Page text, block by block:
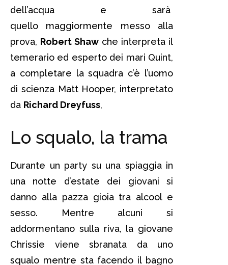
dell’acqua e sarà
quello maggiormente messo alla
prova, Robert Shaw che interpreta il
temerario ed esperto dei mari Quint,
a completare la squadra c’è l’uomo
di scienza Matt Hooper, interpretato
da Richard Dreyfuss,
Lo squalo, la trama
Durante un party su una spiaggia in
una notte d’estate dei giovani si
danno alla pazza gioia tra alcool e
sesso. Mentre alcuni si
addormentano sulla riva, la giovane
Chrissie viene sbranata da uno
squalo mentre sta facendo il bagno